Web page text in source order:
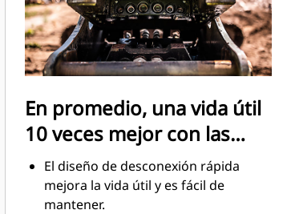
En promedio, una vida útil
10 veces mejor con las
desconexiones rápidas
El diseño de desconexión rápida
mejora la vida útil y es fácil de
mantener.